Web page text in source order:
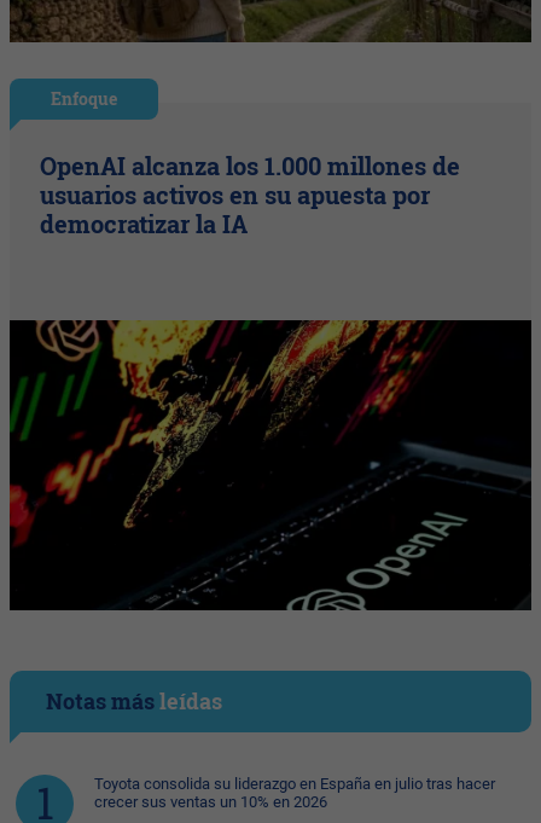
Enfoque
OpenAI alcanza los 1.000 millones de
usuarios activos en su apuesta por
democratizar la IA
Notas másleídas
Toyota consolida su liderazgo en España en julio tras hacer
crecer sus ventas un 10% en 2026